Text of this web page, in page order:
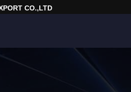
CO.,LTD